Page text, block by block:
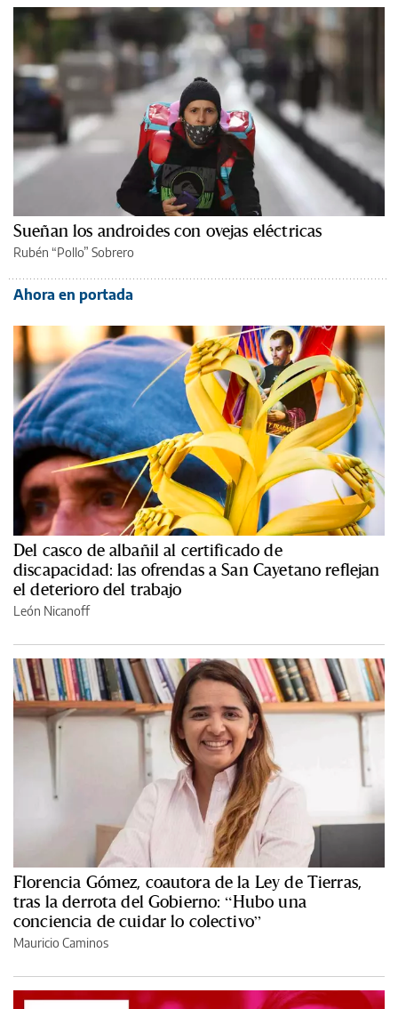
Sueñan los androides con ovejas eléctricas
Rubén “Pollo” Sobrero
Ahora en portada
Del casco de albañil al certificado de
discapacidad: las ofrendas a San Cayetano reflejan
el deterioro del trabajo
León Nicanoff
Florencia Gómez, coautora de la Ley de Tierras,
tras la derrota del Gobierno: “Hubo una
conciencia de cuidar lo colectivo”
Mauricio Caminos